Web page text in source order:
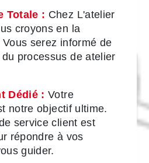
Totale : Chez L'atelier
croyons en la
serez informé de
processus de atelier
Dédié : Votre
notre objectif ultime.
service client est
répondre à vos
guider.